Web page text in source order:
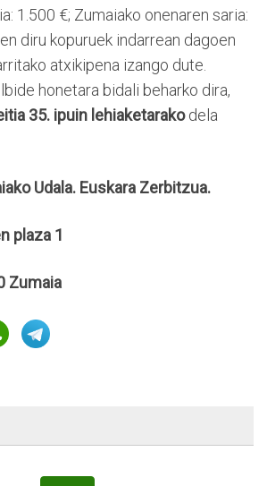
1.500 €; Zumaiako onenaren saria:
diru kopuruek indarrean dagoen
atxikipena izango dute.
honetara bidali beharko dira,
35. ipuin lehiaketarakodela
Udala. Euskara Zerbitzua.
plaza 1
Zumaia